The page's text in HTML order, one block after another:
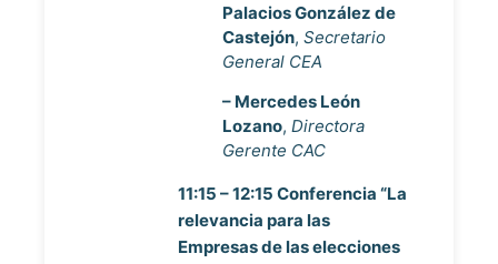
Palacios González de
Castejón,Secretario
General CEA
– Mercedes León
Lozano,Directora
Gerente CAC
11:15 – 12:15 Conferencia “La
relevancia para las
Empresas de las elecciones